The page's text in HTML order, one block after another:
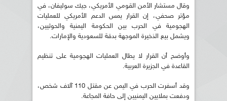
وقال مستشار الأمن القومي الأمريكي، جيك سوليفان، في
مؤتر صحفي، إن القرار يمس الدعم الأمريكي للعمليات
الهجومية في الحرب بين الحكومة اليمنية والحوثيين،
ويشمل بيع الذخيرة الموجهة بدقة للسعودية والإمارات.
وأوضح أن القرار لا يطال العمليات الهجومية على تنظيم
القاعدة في الجزيرة العربية.
وقد أسفرت الحرب في اليمن عن مقتل 110 آلاف شخص،
ودفعت بملايين اليمنيين إلى حافة المجاعة.